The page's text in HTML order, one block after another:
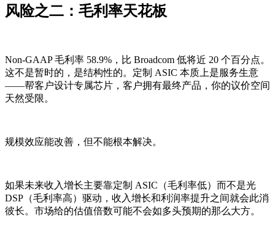
风险之二：毛利率天花板
Non-GAAP 毛利率 58.9%，比 Broadcom 低将近 20 个百分点。
这不是暂时的，是结构性的。定制 ASIC 本质上是服务生意
——帮客户设计专属芯片，客户拥有最终产品，你的议价空间
天然受限。
规模效应能改善，但不能根本解决。
如果未来收入增长主要靠定制 ASIC（毛利率低）而不是光
DSP（毛利率高）驱动，收入增长和利润率提升之间就会此消
彼长。市场给的估值倍数可能不会如多头预期的那么大方。